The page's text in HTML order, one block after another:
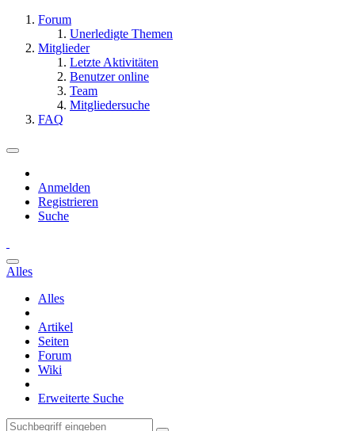
Forum
Unerledigte Themen
Mitglieder
Letzte Aktivitäten
Benutzer online
Team
Mitgliedersuche
FAQ
Anmelden
Registrieren
Suche
Alles
Alles
Artikel
Seiten
Forum
Wiki
Erweiterte Suche